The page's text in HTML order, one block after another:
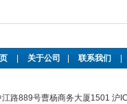
关于公司 联系我们
路889号曹杨商务大厦1501 沪